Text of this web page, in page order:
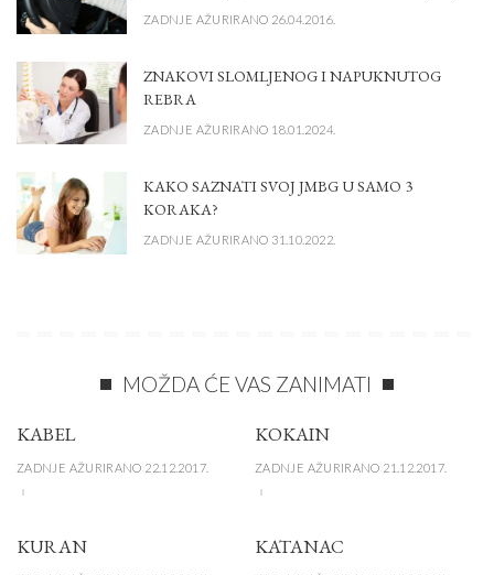
ZADNJE AŽURIRANO 26.04.2016.
ZNAKOVI SLOMLJENOG I NAPUKNUTOG
REBRA
ZADNJE AŽURIRANO 18.01.2024.
KAKO SAZNATI SVOJ JMBG U SAMO 3
KORAKA?
ZADNJE AŽURIRANO 31.10.2022.
MOŽDA ĆE VAS ZANIMATI
KABEL
ZADNJE AŽURIRANO 22.12.2017.
KOKAIN
ZADNJE AŽURIRANO 21.12.2017.
KURAN KATANAC